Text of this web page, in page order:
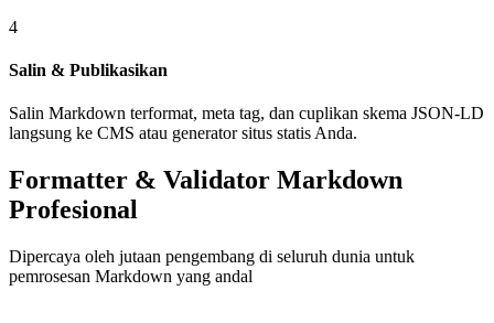
4
Salin & Publikasikan
Salin Markdown terformat, meta tag, dan cuplikan skema JSON-LD
langsung ke CMS atau generator situs statis Anda.
Formatter & Validator Markdown
Profesional
Dipercaya oleh jutaan pengembang di seluruh dunia untuk
pemrosesan Markdown yang andal